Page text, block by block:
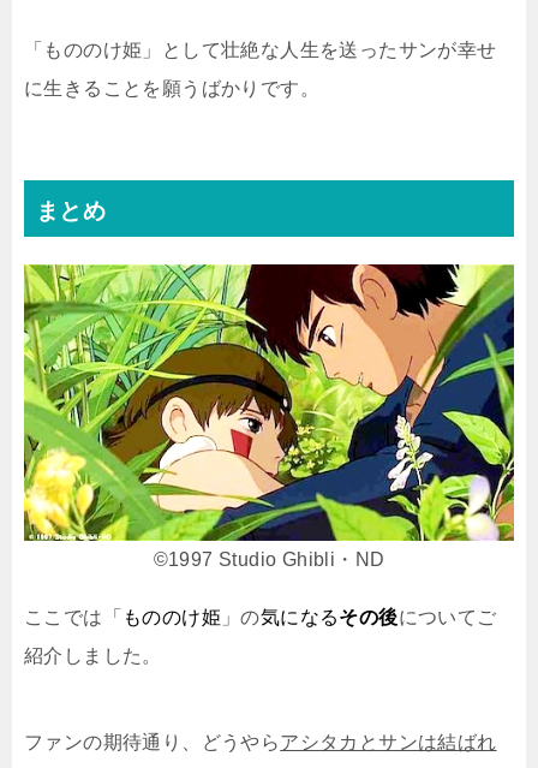
「もののけ姫」として壮絶な人生を送ったサンが幸せ
に生きることを願うばかりです。
まとめ
©︎1997 Studio Ghibli・ND
ここでは「 もののけ姫 」の気になるその後についてご
紹介しました。
ファンの期待通り、どうやらアシタカとサンは結ばれ